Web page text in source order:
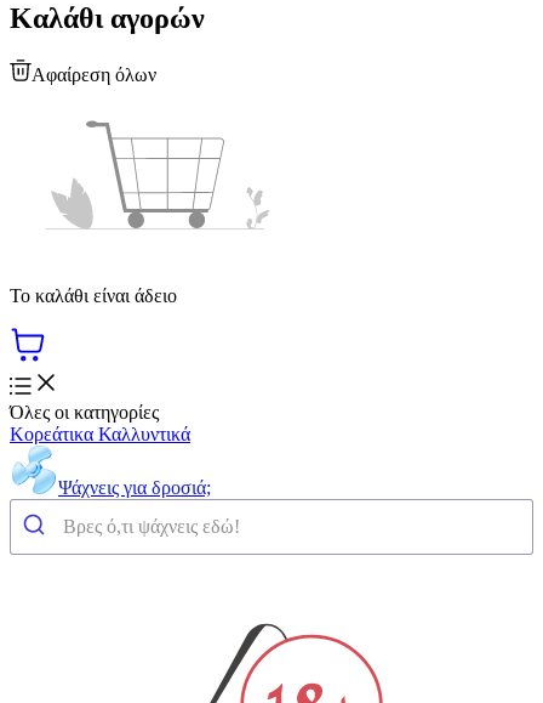
Καλάθι αγορών
Αφαίρεση όλων
Το καλάθι είναι άδειο
Όλες οι κατηγορίες
Κορεάτικα Καλλυντικά
Ψάχνεις για δροσιά;